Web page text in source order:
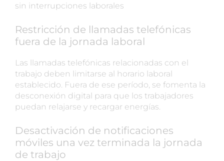
sin interrupciones laborales
Restricción de llamadas telefónicas
fuera de la jornada laboral
Las llamadas telefónicas relacionadas con el
trabajo deben limitarse al horario laboral
establecido. Fuera de ese período, se fomenta la
desconexión digital para que los trabajadores
puedan relajarse y recargar energías.
Desactivación de notificaciones
móviles una vez terminada la jornada
de trabajo